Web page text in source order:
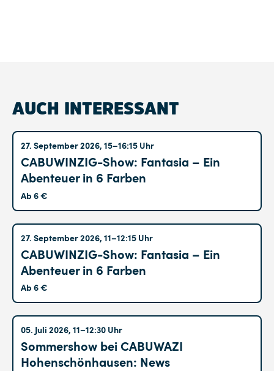
AUCH INTERESSANT
27. September 2026, 15–16:15 Uhr
CABUWINZIG-Show: Fantasia – Ein
Abenteuer in 6 Farben
Ab 6 €
27. September 2026, 11–12:15 Uhr
CABUWINZIG-Show: Fantasia – Ein
Abenteuer in 6 Farben
Ab 6 €
05. Juli 2026, 11–12:30 Uhr
Sommershow bei CABUWAZI
Hohenschönhausen: News